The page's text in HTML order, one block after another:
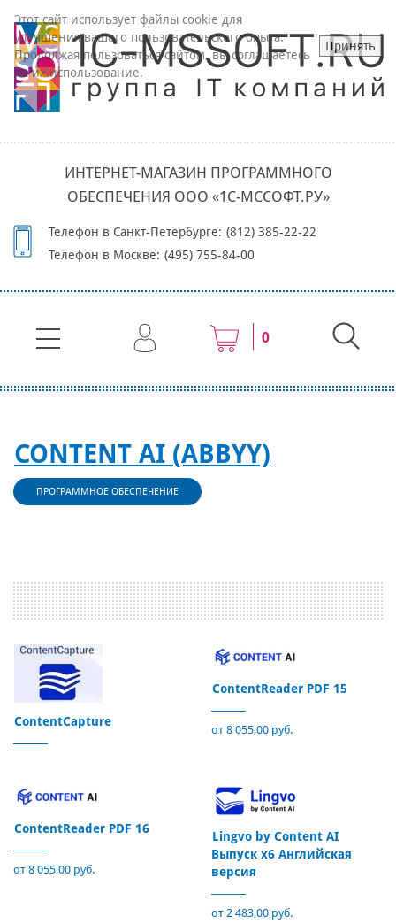
ИНТЕРНЕТ-МАГАЗИН ПРОГРАММНОГО
ОБЕСПЕЧЕНИЯ ООО «1С-МССОФТ.РУ»
Телефон в Санкт-Петербурге: (812) 385-22-22
Телефон в Москве: (495) 755-84-00
0
CONTENT AI (ABBYY)
ПРОГРАММНОЕ ОБЕСПЕЧЕНИЕ
ContentCapture
ContentReader PDF 15
от 8 055,00 руб.
ContentReader PDF 16
от 8 055,00 руб.
Lingvo by Content AI
Выпуск x6 Английская
версия
от 2 483,00 руб.
Этот сайт использует файлы cookie для
улучшения вашего пользовательского опыта.
Продолжая пользоваться сайтом, вы соглашаетесь
на их использование.
Принять